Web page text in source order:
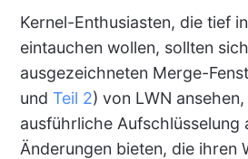
Kernel-Enthusiasten, die tief
eintauchen wollen, sollten
ausgezeichneten Merge-
und Teil 2) von LWN
ausführliche Aufschlüsselung
Änderungen bieten, die ihren